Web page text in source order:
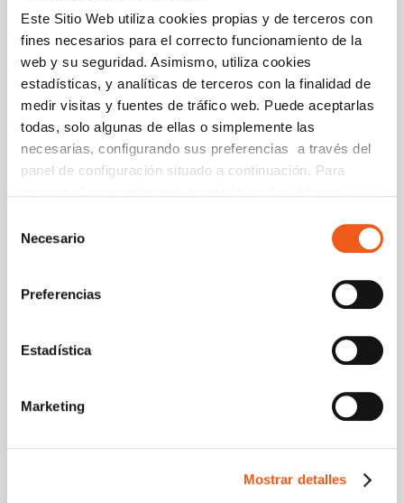
Este Sitio Web utiliza cookies propias y de terceros con
fines necesarios para el correcto funcionamiento de la
web y su seguridad. Asimismo, utiliza cookies
estadísticas, y analíticas de terceros con la finalidad de
medir visitas y fuentes de tráfico web. Puede aceptarlas
todas, solo algunas de ellas o simplemente las
necesarias, configurando sus preferencias a través del
panel de configuración situado a continuación. Para
consultar nuestra política de cookies
política de cookies
Necesario
Preferencias
Estadística
Marketing
Mostrar detalles